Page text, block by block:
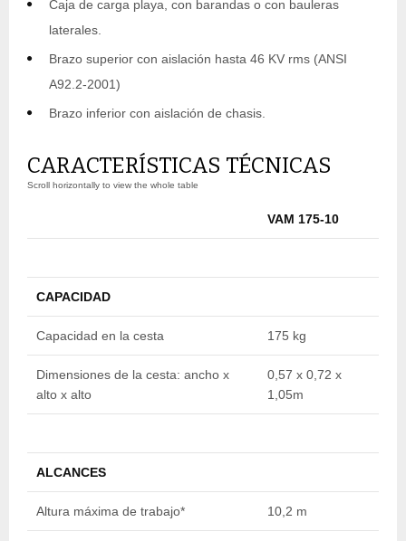
Caja de carga playa, con barandas o con bauleras
laterales.
Brazo superior con aislación hasta 46 KV rms (ANSI
A92.2-2001)
Brazo inferior con aislación de chasis.
CARACTERÍSTICAS TÉCNICAS
VAM 175-10
CAPACIDAD
Capacidad en la cesta 175 kg
Dimensiones de la cesta: ancho x
alto x alto
0,57 x 0,72 x
1,05m
ALCANCES
Altura máxima de trabajo* 10,2 m